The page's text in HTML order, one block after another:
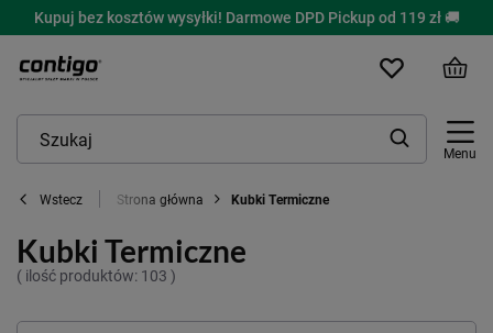
Kupuj bez kosztów wysyłki! Darmowe DPD Pickup od 119 zł 🚚
Menu
Wstecz Strona główna Kubki Termiczne
Kubki Termiczne
( ilość produktów: 103 )